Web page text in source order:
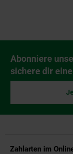
Newsletter
Abonniere
sichere dir
Zahlarten im